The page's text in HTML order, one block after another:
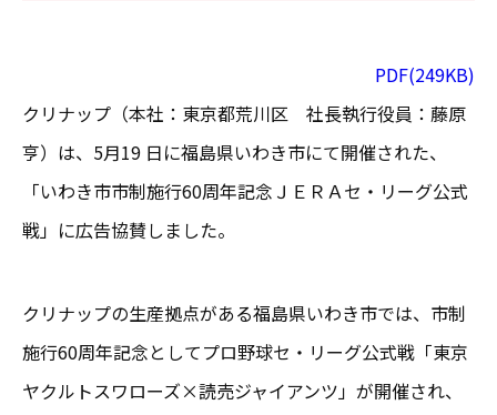
PDF(249KB)
クリナップ（本社：東京都荒川区 社長執行役員：藤原
亨）は、5月19 日に福島県いわき市にて開催された、
「いわき市市制施行60周年記念ＪＥＲＡセ・リーグ公式
戦」に広告協賛しました。
クリナップの生産拠点がある福島県いわき市では、市制
施行60周年記念としてプロ野球セ・リーグ公式戦「東京
ヤクルトスワローズ×読売ジャイアンツ」が開催され、